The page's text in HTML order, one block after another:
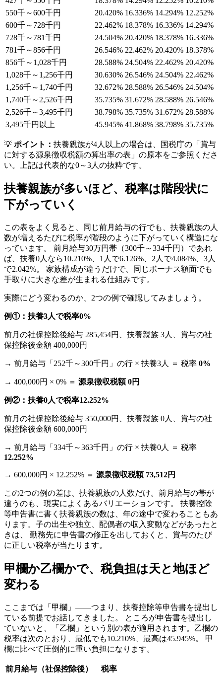
550千～600千円
20.420% 16.336% 14.294% 12.252%
600千～728千円
22.462% 18.378% 16.336% 14.294%
728千～781千円
24.504% 20.420% 18.378% 16.336%
781千～856千円
26.546% 22.462% 20.420% 18.378%
856千～1,028千円
28.588% 24.504% 22.462% 20.420%
1,028千～1,256千円
30.630% 26.546% 24.504% 22.462%
1,256千～1,740千円
32.672% 28.588% 26.546% 24.504%
1,740千～2,526千円
35.735% 31.672% 28.588% 26.546%
2,526千～3,495千円
38.798% 35.735% 31.672% 28.588%
3,495千円以上
45.945% 41.868% 38.798% 35.735%
💡 ポイント： 扶養親族が4人以上の場合は、国税庁の「賞与
に対する源泉徴収税額の算出率の表」の原本をご参照くださ
い。上記は代表的な0～3人の抜粋です。
扶養親族が多いほど、税率は階段状に
下がっていく
この表をよく見ると、同じ前月給与の行でも、扶養親族の人
数が増えるたびに税率が階段のように下がっていく構造にな
っています。 前月給与30万円帯（300千～334千円）であれ
ば、扶養0人なら10.210%、1人で6.126%、2人で4.084%、3人
で2.042%。 家族構成が違うだけで、同じボーナス額面でも
手取りに大きな差が生まれる仕組みです。
実際にどう変わるのか、2つの例で確認してみましょう。
例①：扶養3人で税率0%
前月の社保控除後給与 285,454円、扶養親族 3人、賞与の社
保控除後金額 400,000円
→ 前月給与「252千～300千円」の行 × 扶養3人 ＝ 税率 0%
→ 400,000円 × 0% ＝ 源泉徴収税額 0円
例②：扶養0人で税率12.252%
前月の社保控除後給与 350,000円、扶養親族 0人、賞与の社
保控除後金額 600,000円
→ 前月給与「334千～363千円」の行 × 扶養0人 ＝ 税率
12.252%
→ 600,000円 × 12.252% ＝ 源泉徴収税額 73,512円
この2つの例の差は、扶養親族の人数だけ。前月給与の帯が
違うのも、現実によくあるバリエーションです。 扶養控除
等申告書に書く扶養親族の数は、年の途中で変わることもあ
ります。子の出生や独立、配偶者の収入変動などがあったと
きは、 勤務先に申告書の修正を出しておくと、賞与のたび
に正しい税率が当たります。
甲欄か乙欄かで、税負担は天と地ほど
変わる
ここまでは「甲欄」——つまり、扶養控除等申告書を提出し
ている前提でお話してきました。 ところが申告書を提出し
ていないと、「乙欄」という別の表が適用されます。乙欄の
税率は次のとおり、最低でも10.210%、最高は45.945%。 甲
欄に比べて圧倒的に重い負担になります。
前月給与（社保控除後） 税率